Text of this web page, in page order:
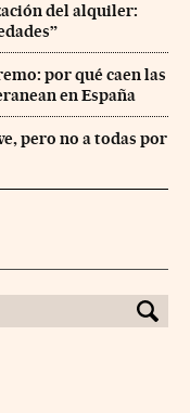
del alquiler:
por qué caen las
en España
pero no a todas por